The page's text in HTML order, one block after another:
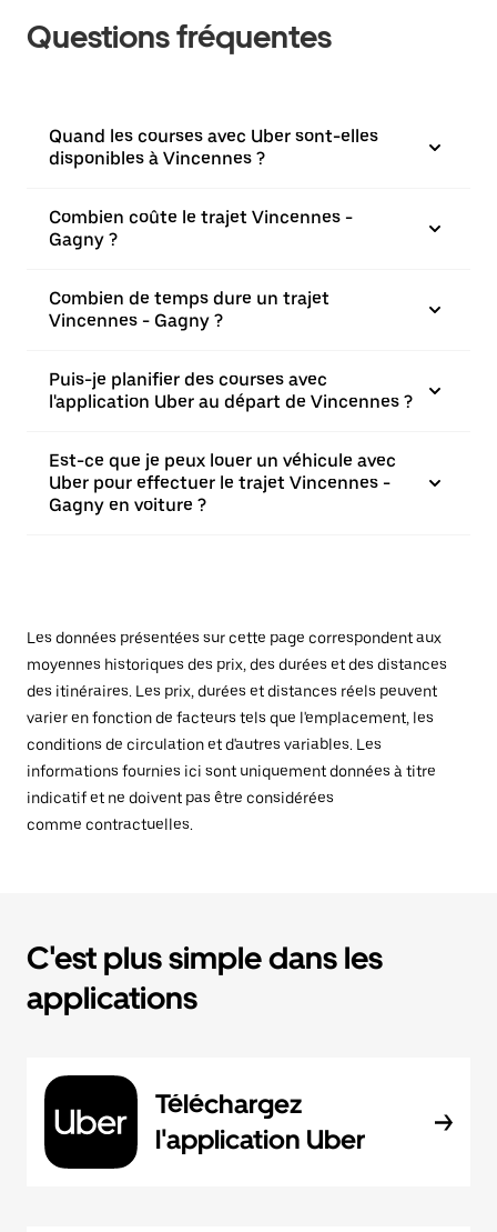
Questions fréquentes
Quand les courses avec Uber sont-elles
disponibles à Vincennes ?
Combien coûte le trajet Vincennes -
Gagny ?
Combien de temps dure un trajet
Vincennes - Gagny ?
Puis-je planifier des courses avec
l'application Uber au départ de Vincennes ?
Est-ce que je peux louer un véhicule avec
Uber pour effectuer le trajet Vincennes -
Gagny en voiture ?
Les données présentées sur cette page correspondent aux
moyennes historiques des prix, des durées et des distances
des itinéraires. Les prix, durées et distances réels peuvent
varier en fonction de facteurs tels que l'emplacement, les
conditions de circulation et d'autres variables. Les
informations fournies ici sont uniquement données à titre
indicatif et ne doivent pas être considérées
comme contractuelles.
C'est plus simple dans les
applications
Téléchargez
l'application Uber